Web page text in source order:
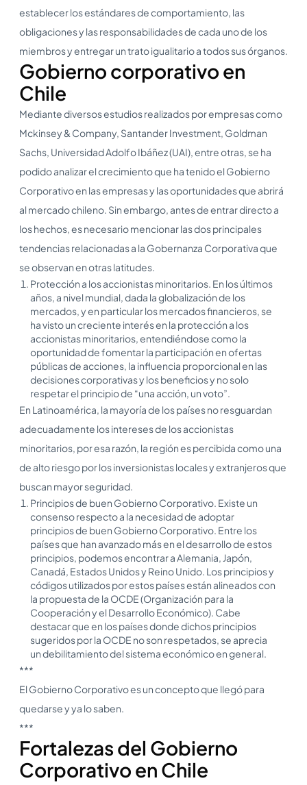
establecer los estándares de comportamiento, las
obligaciones y las responsabilidades de cada uno de los
miembros y entregar un trato igualitario a todos sus órganos.
Gobierno corporativo en
Chile
Mediante diversos estudios realizados por empresas como
Mckinsey & Company, Santander Investment, Goldman
Sachs, Universidad Adolfo Ibáñez (UAI), entre otras, se ha
podido analizar el crecimiento que ha tenido el Gobierno
Corporativo en las empresas y las oportunidades que abrirá
al mercado chileno. Sin embargo, antes de entrar directo a
los hechos, es necesario mencionar las dos principales
tendencias relacionadas a la Gobernanza Corporativa que
se observan en otras latitudes.
Protección a los accionistas minoritarios. En los últimos
años, a nivel mundial, dada la globalización de los
mercados, y en particular los mercados financieros, se
ha visto un creciente interés en la protección a los
accionistas minoritarios, entendiéndose como la
oportunidad de fomentar la participación en ofertas
públicas de acciones, la influencia proporcional en las
decisiones corporativas y los beneficios y no solo
respetar el principio de “una acción, un voto”.
En Latinoamérica, la mayoría de los países no resguardan
adecuadamente los intereses de los accionistas
minoritarios, por esa razón, la región es percibida como una
de alto riesgo por los inversionistas locales y extranjeros que
buscan mayor seguridad.
Principios de buen Gobierno Corporativo. Existe un
consenso respecto a la necesidad de adoptar
principios de buen Gobierno Corporativo. Entre los
países que han avanzado más en el desarrollo de estos
principios, podemos encontrar a Alemania, Japón,
Canadá, Estados Unidos y Reino Unido. Los principios y
códigos utilizados por estos países están alineados con
la propuesta de la OCDE (Organización para la
Cooperación y el Desarrollo Económico). Cabe
destacar que en los países donde dichos principios
sugeridos por la OCDE no son respetados, se aprecia
un debilitamiento del sistema económico en general.
***
El Gobierno Corporativo es un concepto que llegó para
quedarse y ya lo saben.
***
Fortalezas del Gobierno
Corporativo en Chile